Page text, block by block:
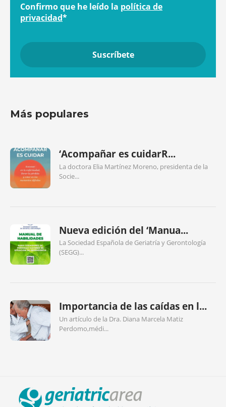
Confirmo que he leído la política de
privacidad*
Más populares
‘Acompañar es cuidarR...
La doctora Elia Martínez Moreno, presidenta de la
Socie...
Nueva edición del ‘Manua...
La Sociedad Española de Geriatría y Gerontología
(SEGG)...
Importancia de las caídas en l...
Un artículo de la Dra. Diana Marcela Matiz
Perdomo,médi...